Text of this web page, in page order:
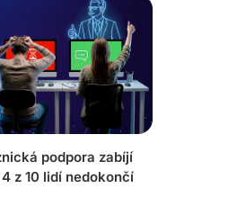
podpora zabíjí
z 10 lidí nedokončí